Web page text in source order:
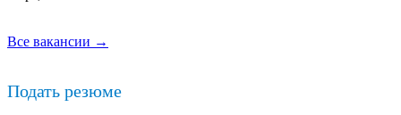
Все вакансии →
Подать резюме